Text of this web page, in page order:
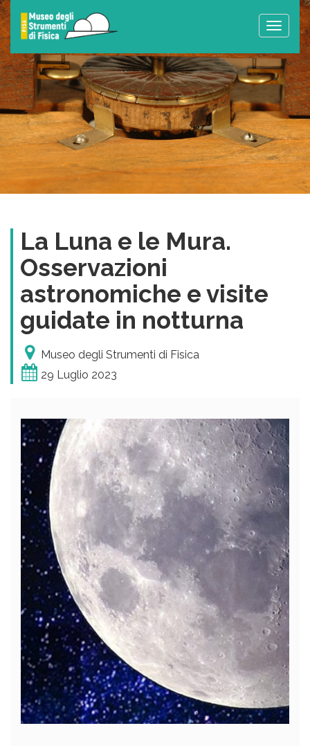
Toggle
La Luna e le Mura.
Osservazioni
astronomiche e visite
guidate in notturna
Museo degli Strumenti di Fisica
29 Luglio 2023